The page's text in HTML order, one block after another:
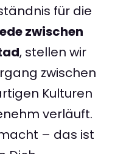
für die
zwischen
, stellen wir
zwischen
Kulturen
verläuft.
– das ist